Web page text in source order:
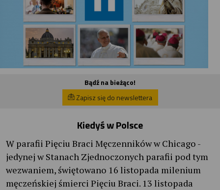
Bądź na bieżąco!
Zapisz się do newslettera
Kiedyś w Polsce
W parafii Pięciu Braci Męczenników w Chicago -
jedynej w Stanach Zjednoczonych parafii pod tym
wezwaniem, świętowano 16 listopada milenium
męczeńskiej śmierci Pięciu Braci. 13 listopada